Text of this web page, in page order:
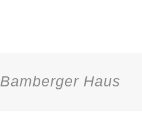
Bamberger Haus